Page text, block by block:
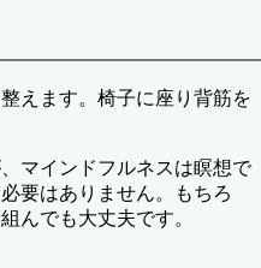
えます。椅子に座り背筋を
マインドフルネスは瞑想で
要はありません。もちろ
んでも大丈夫です。